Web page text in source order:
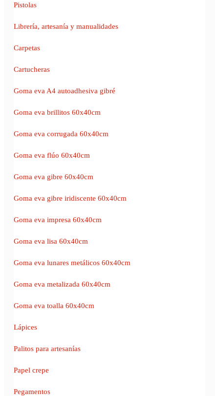
Pistolas
Librería, artesanía y manualidades
Carpetas
Cartucheras
Goma eva A4 autoadhesiva gibré
Goma eva brillitos 60x40cm
Goma eva corrugada 60x40cm
Goma eva flúo 60x40cm
Goma eva gibre 60x40cm
Goma eva gibre iridiscente 60x40cm
Goma eva impresa 60x40cm
Goma eva lisa 60x40cm
Goma eva lunares metálicos 60x40cm
Goma eva metalizada 60x40cm
Goma eva toalla 60x40cm
Lápices
Palitos para artesanías
Papel crepe
Pegamentos